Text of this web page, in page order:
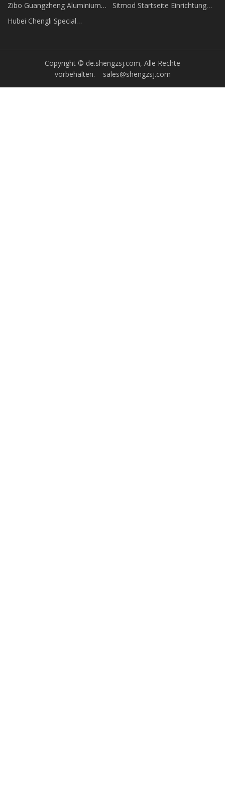
Zibo Guangzheng Aluminium
Sulfat Salze Co., Ltd.
Sitmod Startseite Einrichtung
Hubei Chengli Special
Copyright © de.shengzsj.com, Alle Rechte
vorbehalten. sales@shengzsj.com